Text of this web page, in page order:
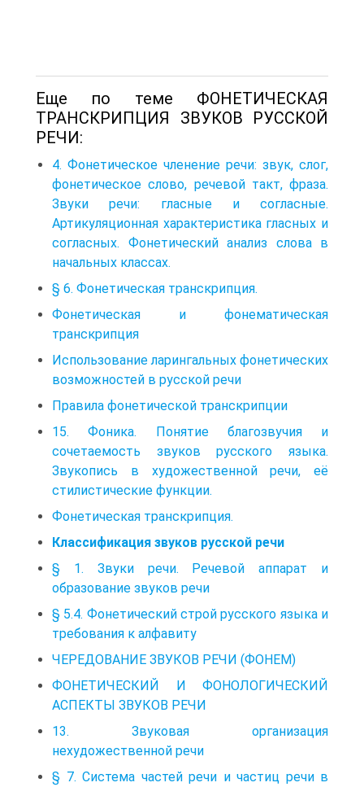
Еще по теме ФОНЕТИЧЕСКАЯ
ТРАНСКРИПЦИЯ ЗВУКОВ РУССКОЙ
РЕЧИ:
4. Фонетическое членение речи: звук, слог,
фонетическое слово, речевой такт, фраза.
Звуки речи: гласные и согласные.
Артикуляционная характеристика гласных и
согласных. Фонетический анализ слова в
начальных классах.
§ 6. Фонетическая транскрипция.
Фонетическая и фонематическая
транскрипция
Использование ларингальных фонетических
возможностей в русской речи
Правила фонетической транскрипции
15. Фоника. Понятие благозвучия и
сочетаемость звуков русского языка.
Звукопись в художественной речи, её
стилистические функции.
Фонетическая транскрипция.
Классификация звуков русской речи
§ 1. Звуки речи. Речевой аппарат и
образование звуков речи
§ 5.4. Фонетический строй русского языка и
требования к алфавиту
ЧЕРЕДОВАНИЕ ЗВУКОВ РЕЧИ (ФОНЕМ)
ФОНЕТИЧЕСКИЙ И ФОНОЛОГИЧЕСКИЙ
АСПЕКТЫ ЗВУКОВ РЕЧИ
13. Звуковая организация
нехудожественной речи
§ 7. Система частей речи и частиц речи в